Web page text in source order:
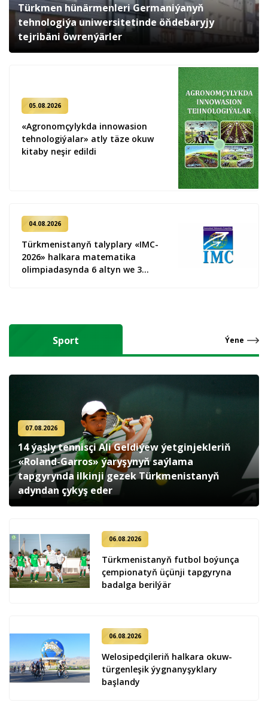
Türkmen hünärmenleri Germaniýanyň
tehnologiýa uniwersitetinde öňdebaryjy
tejribäni öwrenýärler
05.08.2026
«Agronomçylykda innowasion
tehnologiýalar» atly täze okuw
kitaby neşir edildi
04.08.2026
Türkmenistanyň talyplary «IMC-
2026» halkara matematika
olimpiadasynda 6 altyn we 3
Sport Ýene
07.08.2026
14 ýaşly tennisçi Ali Geldiýew ýetginjekleriň
«Roland-Garros» ýaryşynyň saýlama
tapgyrynda ilkinji gezek Türkmenistanyň
adyndan çykyş eder
06.08.2026
Türkmenistanyň futbol boýunça
çempionatyň üçünji tapgyryna
badalga berilýär
06.08.2026
Welosipedçileriň halkara okuw-
türgenleşik ýygnanyşyklary
başlandy